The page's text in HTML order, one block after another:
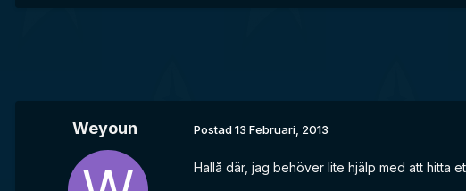
Weyoun Postad13 Februari, 2013
Hallå där, jag behöver lite hjälp med att hitta